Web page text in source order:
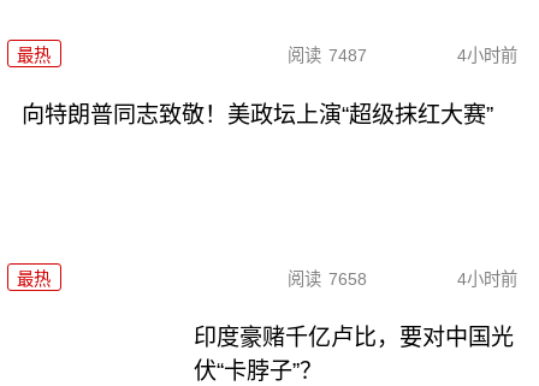
最热 阅读 7487 4小时前
向特朗普同志致敬！美政坛上演“超级抹红大赛”
最热 阅读 7658 4小时前
印度豪赌千亿卢比，要对中国光
伏“卡脖子”？